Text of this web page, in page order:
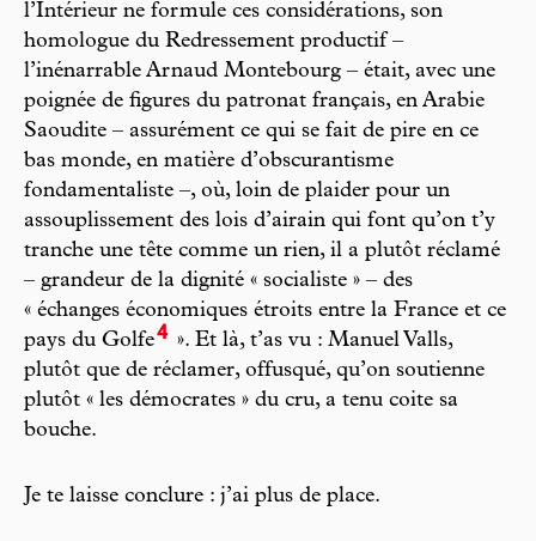
l’Intérieur ne formule ces considérations, son
homologue du Redressement productif –
l’inénarrable Arnaud Montebourg – était, avec une
poignée de figures du patronat français, en Arabie
Saoudite – assurément ce qui se fait de pire en ce
bas monde, en matière d’obscurantisme
fondamentaliste –, où, loin de plaider pour un
assouplissement des lois d’airain qui font qu’on t’y
tranche une tête comme un rien, il a plutôt réclamé
– grandeur de la dignité « socialiste » – des
« échanges économiques étroits entre la France et ce
pays du Golfe4 ». Et là, t’as vu : Manuel Valls,
plutôt que de réclamer, offusqué, qu’on soutienne
plutôt « les démocrates » du cru, a tenu coite sa
bouche.
Je te laisse conclure : j’ai plus de place.